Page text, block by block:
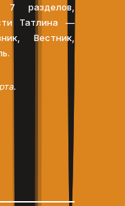
7 разделов,
Татлина —
Вестник,